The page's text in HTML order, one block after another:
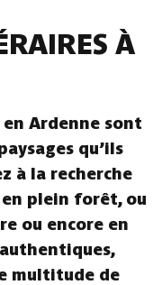
À
Ardenne sont
qu’ils
à la recherche
en plein forêt, ou
ou encore en
multitude de